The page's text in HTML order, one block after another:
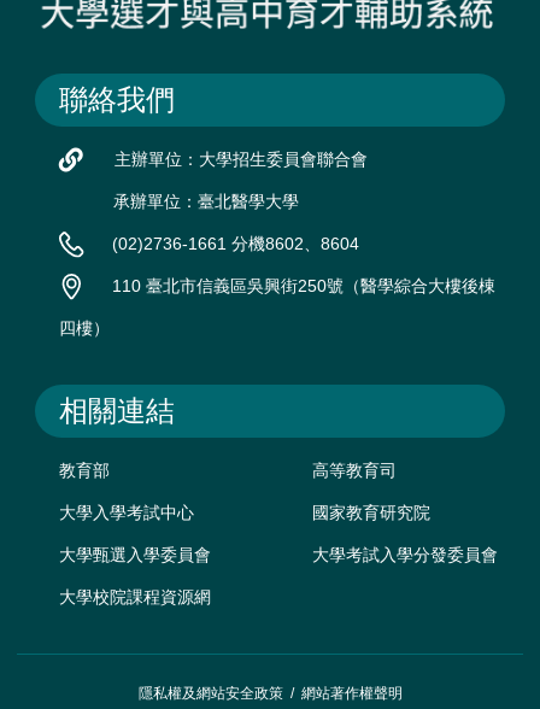
聯絡我們
主辦單位：大學招生委員會聯合會
承辦單位：臺北醫學大學
(02)2736-1661 分機8602、8604
110 臺北市信義區吳興街250號（醫學綜合大樓後棟
四樓）
相關連結
教育部 高等教育司
大學入學考試中心 國家教育研究院
大學甄選入學委員會 大學考試入學分發委員會
大學校院課程資源網
隱私權及網站安全政策/ 網站著作權聲明